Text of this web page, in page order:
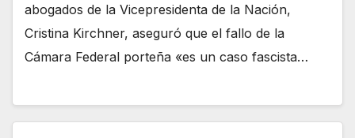
abogados de la Vicepresidenta de la Nación,
Cristina Kirchner, aseguró que el fallo de la
Cámara Federal porteña «es un caso fascista…